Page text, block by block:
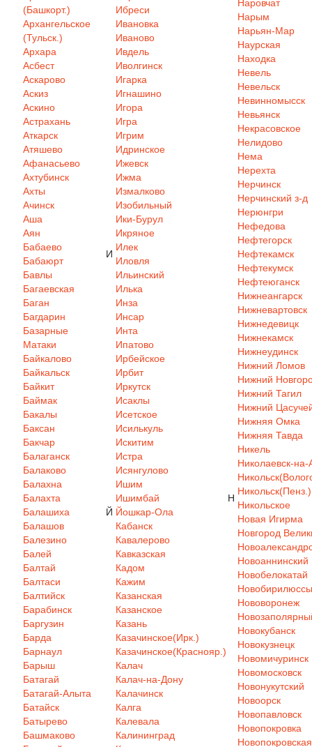
(Башкорт.)
Архангельское
(Тульск.)
Архара
Асбест
Аскарово
Аскиз
Аскино
Астрахань
Аткарск
Атяшево
Афанасьево
Ахтубинск
Ахты
Ачинск
Аша
Аян
Бабаево
Бабаюрт
Бавлы
Багаевская
Баган
Багдарин
Базарные
Матаки
Байкалово
Байкальск
Байкит
Баймак
Бакалы
Баксан
Бакчар
Балаганск
Балаково
Балахна
Балахта
Балашиха
Балашов
Балезино
Балей
Балтай
Балтаси
Балтийск
Барабинск
Баргузин
Барда
Барнаул
Барыш
Батагай
Батагай-Алыта
Батайск
Батырево
Башмаково
И
Ибреси
Ивановка
Иваново
Ивдель
Иволгинск
Игарка
Игнашино
Игора
Игра
Игрим
Идринское
Ижевск
Ижма
Измалково
Изобильный
Ики-Бурул
Икряное
Илек
Иловля
Ильинский
Илька
Инза
Инсар
Инта
Ипатово
Ирбейское
Ирбит
Иркутск
Исаклы
Исетское
Исилькуль
Искитим
Истра
Исянгулово
Ишим
Ишимбай
Й Йошкар-Ола
Кабанск
Кавалерово
Кавказская
Кадом
Кажим
Казанская
Казанское
Казань
Казачинское(Ирк.)
Казачинское(Краснояр.)
Калач
Калач-на-Дону
Калачинск
Калга
Калевала
Калининград
Н
Наровчат
Нарым
Нарьян-Мар
Наурская
Находка
Невель
Невельск
Невинномысск
Невьянск
Некрасовское
Нелидово
Нема
Нерехта
Нерчинск
Нерчинский з-д
Нерюнгри
Нефедова
Нефтегорск
Нефтекамск
Нефтекумск
Нефтеюганск
Нижнеангарск
Нижневартовск
Нижнедевицк
Нижнекамск
Нижнеудинск
Нижний Ломов
Нижний
Нижний Тагил
Нижний
Нижняя Омка
Нижняя Тавда
Никель
Николаевск-
Никольск(Пенз.)
Никольское
Новая Игирма
Новгород
Новоаннинский
Новобелокатай
Новобирилюссы
Нововоронеж
Новокубанск
Новокузнецк
Новомичуринск
Новомосковск
Новонукутский
Новоорск
Новопавловск
Новопокровка
Новопокровская